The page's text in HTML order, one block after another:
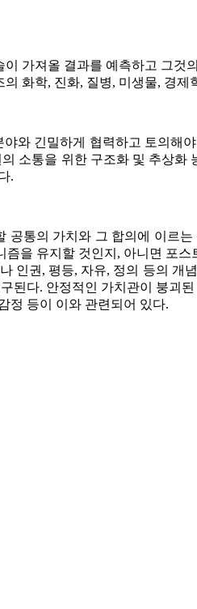
가져올 결과를 예측하고 그것
화학, 진화, 질병, 미생물, 경제
와 긴밀하게 협력하고 토의해
소통을 위한 구조화 및 추상화
.
공통의 가치와 그 합의에 이르
을 유지할 것인지, 아니면 포
인권, 평등, 자유, 정의 등의 개
된다. 안정적인 가치관이 붕괴
정 등이 이와 관련되어 있다.